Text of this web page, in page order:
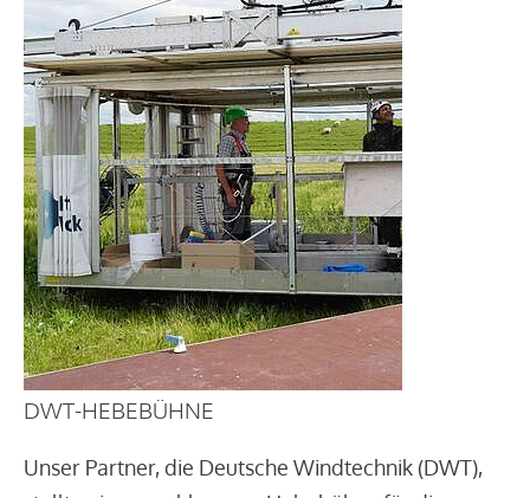
DWT-HEBEBÜHNE
Unser Partner, die Deutsche Windtechnik (DWT),